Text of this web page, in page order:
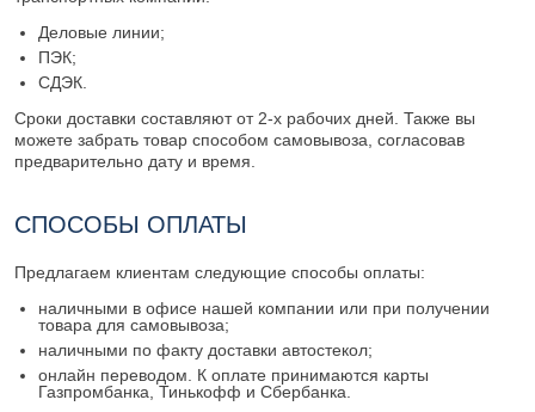
Деловые линии;
ПЭК;
СДЭК.
Сроки доставки составляют от 2-х рабочих дней. Также вы
можете забрать товар способом самовывоза, согласовав
предварительно дату и время.
СПОСОБЫ ОПЛАТЫ
Предлагаем клиентам следующие способы оплаты:
наличными в офисе нашей компании или при получении
товара для самовывоза;
наличными по факту доставки автостекол;
онлайн переводом. К оплате принимаются карты
Газпромбанка, Тинькофф и Сбербанка.